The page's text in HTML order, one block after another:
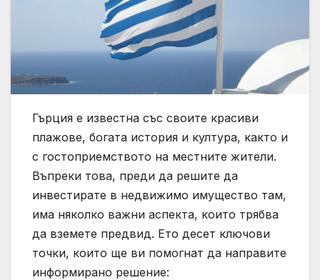
Гърция е известна със своите красиви
плажове, богата история и култура, както и
с гостоприемството на местните жители.
Въпреки това, преди да решите да
инвестирате в недвижимо имущество там,
има няколко важни аспекта, които трябва
да вземете предвид. Ето десет ключови
точки, които ще ви помогнат да направите
информирано решение: